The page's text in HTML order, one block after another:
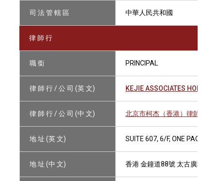
司 法 管 轄 區 中華人民共和國
律 師 行
職 銜 PRINCIPAL
律 師 行 / 公 司 (英 文) KEJIE ASSOCIATES HONG
律 師 行 / 公 司 (中 文) 北京市柯杰（香港）律師事務
地 址 (英 文) SUITE 607, 6/F, ONE PACIFIC
地 址 (中 文) 香港 金鐘道88號 太古廣場一